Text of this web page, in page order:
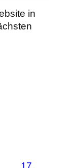
in
17.